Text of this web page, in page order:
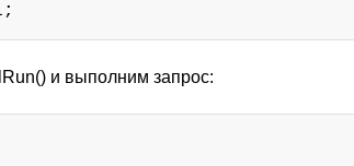
и выполним запрос: